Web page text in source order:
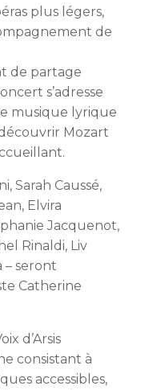
plus légers,
de
de partage
s’adresse
musique lyrique
Mozart
Sarah Caussé,
Elvira
Jacquenot,
Rinaldi, Liv
– seront
Catherine
d’Arsis
consistant à
accessibles,